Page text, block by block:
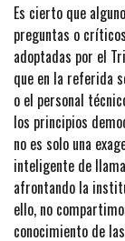
Es cierto que
preguntas o
adoptadas por el
que en la referida
o el personal
los principios
no es solo una
inteligente de
afrontando la
ello, no
conocimiento de